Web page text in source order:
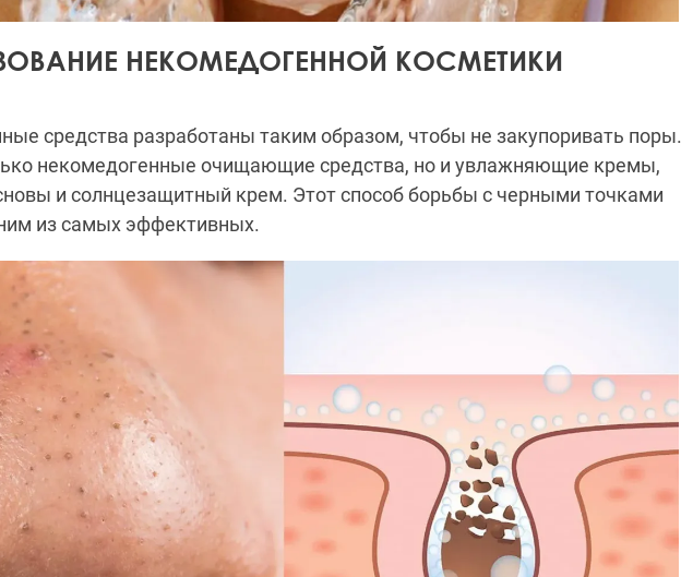
НЕКОМЕДОГЕННОЙ КОСМЕТИКИ
средства разработаны таким образом, чтобы не закупоривать поры.
некомедогенные очищающие средства, но и увлажняющие кремы,
и солнцезащитный крем. Этот способ борьбы с черными точками
из самых эффективных.